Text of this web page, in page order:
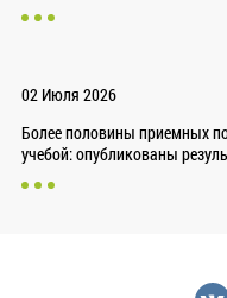
02 Июля 2026
Более половины приемных
учебой: опубликованы